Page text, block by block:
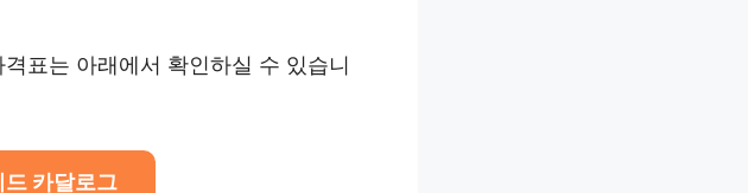
표는 아래에서 확인하실 수 있습니
카달로그